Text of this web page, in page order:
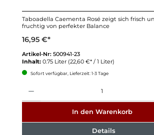
Taboadella Caementa Rosé zeigt sich frisch
fruchtig von perfekter Balance
16,95 €*
Artikel-Nr: 500941-23
Inhalt: 0.75 Liter (22,60 €* / 1 Liter)
Sofort verfügbar, Lieferzeit: 1-3 Tage
In den Warenkorb
Details